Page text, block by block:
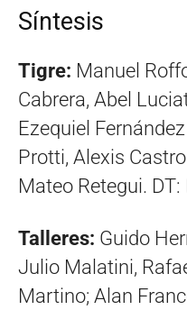
Síntesis
Tigre: Manuel
Cabrera, Abel
Ezequiel
Protti, Alexis
Mateo Retegui.
Talleres: Guido
Julio Malatini,
Martino; Alan